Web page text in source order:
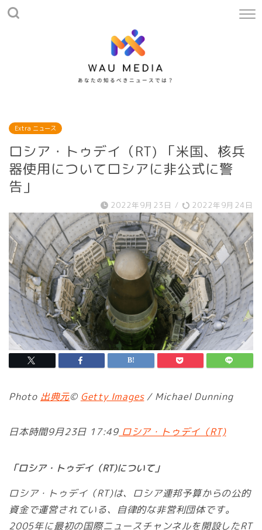
Extra ニュース
ロシア・トゥデイ（RT) 「米国、核兵
器使用についてロシアに非公式に警
告」
2022年9月23日 / 2022年9月24日
Photo 出典元© Getty Images/ Michael Dunning
日本時間9月23日 17:49 ロシア・トゥデイ（RT)
「ロシア・トゥデイ（RT)について」
ロシア・トゥデイ（RT)は、ロシア連邦予算からの公的
資金で運営されている、自律的な非営利団体です。
2005年に最初の国際ニュースチャンネルを開設したRT